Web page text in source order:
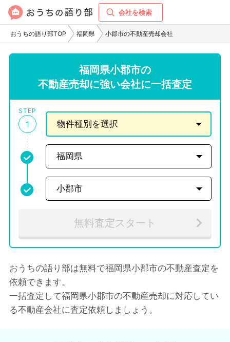
会社を検索
おうちの語り部TOP 福岡県 小郡市の不動産売却会社
福岡県小郡市の
不動産売却に強い会社に一括査定
STEP
1
無料査定スタート
おうちの語り部は無料で福岡県小郡市の不動産査定を
依頼できます。
一括査定して福岡県小郡市の不動産売却に対応してい
る不動産会社に査定依頼しましょう。